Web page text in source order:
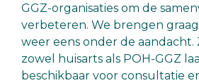
GGZ-organisaties om de
verbeteren. We brengen
weer eens onder de aandacht.
zowel huisarts als POH-GGZ
beschikbaar voor consultatie